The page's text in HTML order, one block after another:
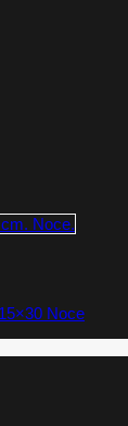
Noce